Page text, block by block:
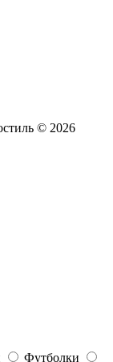
© 2026
Футболки